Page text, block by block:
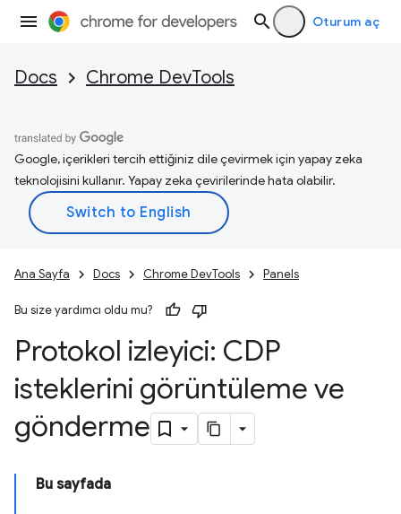
Oturum aç
Docs Chrome DevTools
Google, içerikleri tercih ettiğiniz dile çevirmek için yapay zeka
teknolojisini kullanır. Yapay zeka çevirilerinde hata olabilir.
Ana Sayfa Docs Chrome DevTools Panels
Bu size yardımcı oldu mu?
Protokol izleyici: CDP
isteklerini görüntüleme ve
gönderme
Bu sayfada